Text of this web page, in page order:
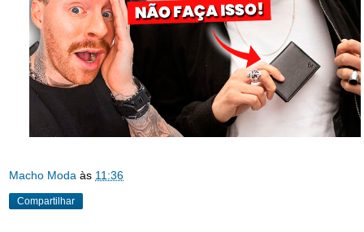
Macho Moda às 11:36
Compartilhar